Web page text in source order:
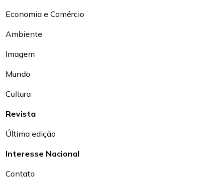
Economia e Comércio
Ambiente
Imagem
Mundo
Cultura
Revista
Última edição
Interesse Nacional
Contato